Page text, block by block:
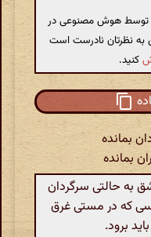
توسط هوش مصنوعی در
به نظرتان نادرست است
کنید.
بمانده
بمانده
حالتی سرگردان
که در مستی غرق
برود.